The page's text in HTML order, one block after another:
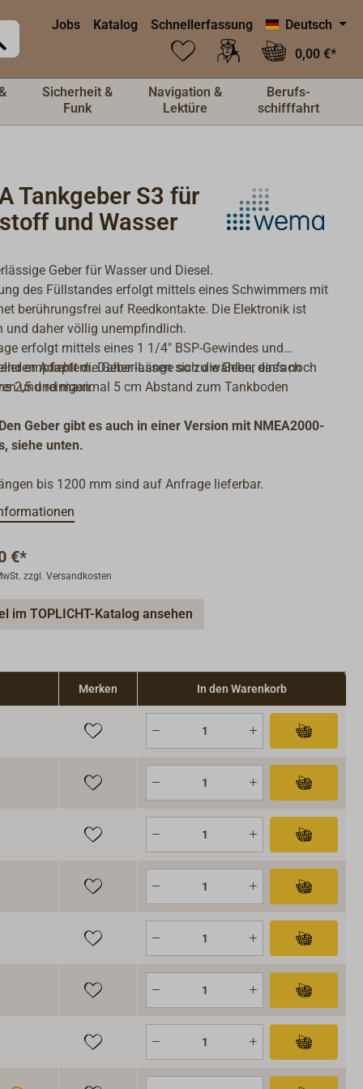
Jobs Katalog Schnellerfassung
Deutsch
0,00 €*
Sicherheit &
Funk
Navigation &
Lektüre
Berufs-
schifffahrt
Tankgeber S3 für
und Wasser
Geber für Wasser und Diesel.
des Füllstandes erfolgt mittels eines Schwimmers mit
berührungsfrei auf Reedkontakte. Die Elektronik ist
und daher völlig unempfindlich.
erfolgt mittels eines 1 1/4" BSP-Gewindes und
Adaptern. Daher lassen sich die Geber einfach
und reinigen.
empfiehlt die Geber-Länge so zu wählen, dass noch
2,5 und maximal 5 cm Abstand zum Tankboden
Geber gibt es auch in einer Version mit NMEA2000-
siehe unten.
bis 1200 mm sind auf Anfrage lieferbar.
€*
zzgl. Versandkosten
im TOPLICHT-Katalog ansehen
Merken In den Warenkorb